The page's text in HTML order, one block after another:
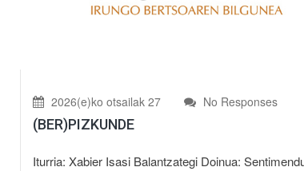
2026(e)ko otsailak 27 No Responses
(BER)PIZKUNDE
Iturria: Xabier Isasi Balantzategi Doinua: